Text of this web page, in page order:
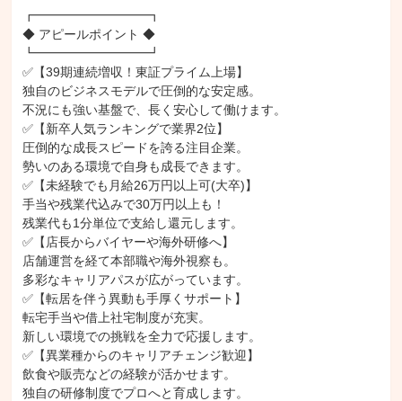
対象顧客 リピート顧客
顧客 60代
顧客 70代以上
店舗
販促用POP作成 クレーム対応
スタッフ育成
売場作り
品出し/商品陳列
トイレタリー販売/仕入れ
食品販売/仕入れ
スーパーマーケット運営
┏━━━━━━━━━┓
◆ アピールポイント ◆
┗━━━━━━━━━┛
✅【39期連続増収！東証プライム上場】
独自のビジネスモデルで圧倒的な安定感。
不況にも強い基盤で、長く安心して働けます。
✅【新卒人気ランキングで業界2位】
圧倒的な成長スピードを誇る注目企業。
勢いのある環境で自身も成長できます。
✅【未経験でも月給26万円以上可(大卒)】
手当や残業代込みで30万円以上も！
残業代も1分単位で支給し還元します。
✅【店長からバイヤーや海外研修へ】
店舗運営を経て本部職や海外視察も。
多彩なキャリアパスが広がっています。
✅【転居を伴う異動も手厚くサポート】
転宅手当や借上社宅制度が充実。
新しい環境での挑戦を全力で応援します。
✅【異業種からのキャリアチェンジ歓迎】
飲食や販売などの経験が活かせます。
独自の研修制度でプロへと育成します。